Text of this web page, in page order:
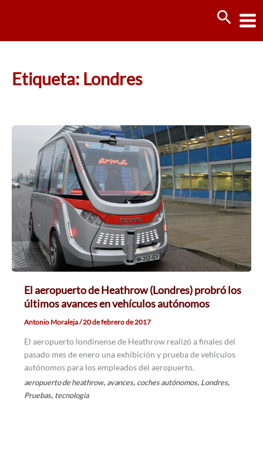
Etiqueta: Londres
El aeropuerto de Heathrow (Londres) probró los
últimos avances en vehículos autónomos
Antonio Moraleja/20 de febrero de 2017
El aeropuerto londinense de Heathrow realizó a finales del
pasado mes de enero una exhibición y prueba de vehículos
autónomos para los empleados del aeropuerto.
aeropuerto de heathrow, avances, coches autónomos, Londres,
Pruebas, tecnologia